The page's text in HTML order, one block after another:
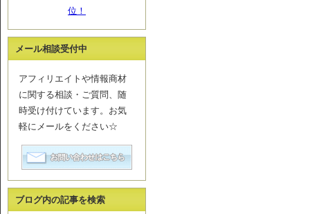
位！
メール相談受付中
アフィリエイトや情報商材
に関する相談・ご質問、随
時受け付けています。お気
軽にメールをください☆
ブログ内の記事を検索